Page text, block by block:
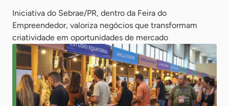
Iniciativa do Sebrae/PR, dentro da Feira do
Empreendedor, valoriza negócios que transformam
criatividade em oportunidades de mercado